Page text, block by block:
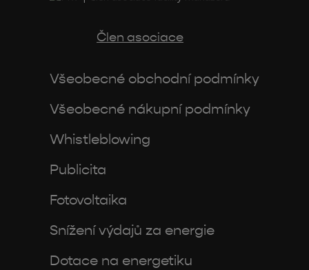
Člen asociace
Všeobecné obchodní podmínky
Všeobecné nákupní podmínky
Whistleblowing
Publicita
Fotovoltaika
Snížení výdajů za energie
Dotace na energetiku